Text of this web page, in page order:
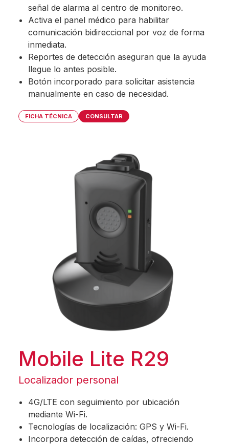
señal de alarma al centro de monitoreo.
Activa el panel médico para habilitar
comunicación bidireccional por voz de forma
inmediata.
Reportes de detección aseguran que la ayuda
llegue lo antes posible.
Botón incorporado para solicitar asistencia
manualmente en caso de necesidad.
FICHA TÉCNICA CONSULTAR
Mobile Lite R29
Localizador personal
4G/LTE con seguimiento por ubicación
mediante Wi-Fi.
Tecnologías de localización: GPS y Wi-Fi.
Incorpora detección de caídas, ofreciendo